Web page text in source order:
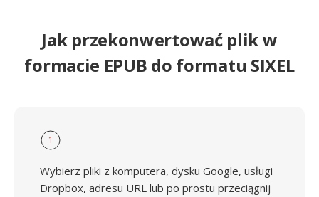
Jak przekonwertować plik w
formacie EPUB do formatu SIXEL
1
Wybierz pliki z komputera, dysku Google, usługi
Dropbox, adresu URL lub po prostu przeciągnij